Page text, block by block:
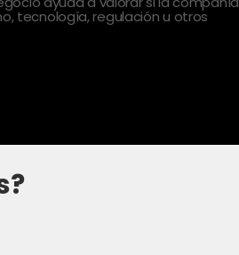
tecnología, regulación u otros